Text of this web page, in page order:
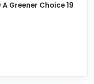
Greener Choice 19